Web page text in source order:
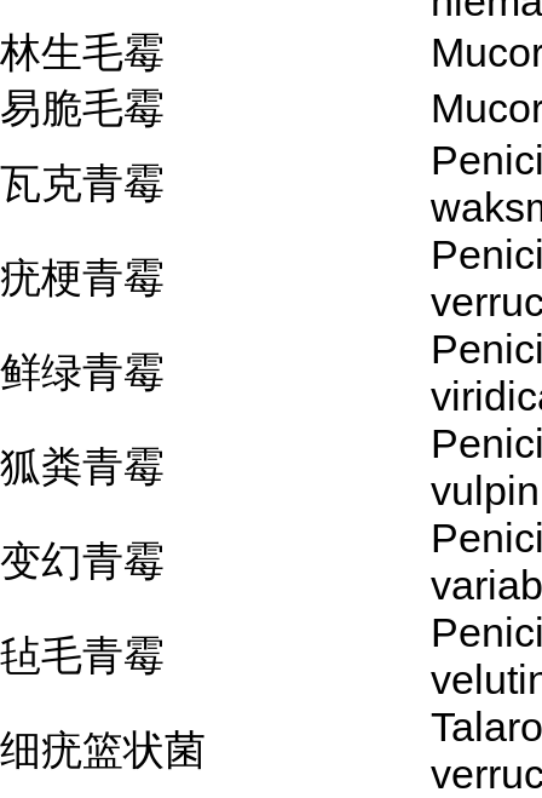
林生毛霉
易脆毛霉
瓦克青霉
疣梗青霉
鲜绿青霉
狐粪青霉
变幻青霉
毡毛青霉
细疣篮状菌